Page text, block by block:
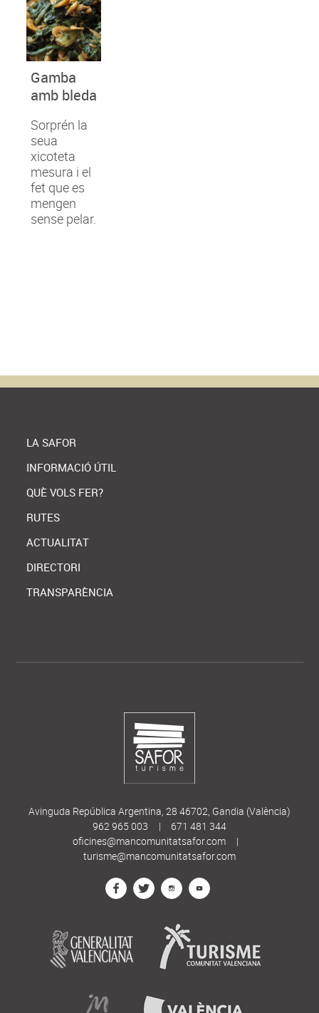
Gamba
amb bleda
Sorprén la
seua
xicoteta
mesura i el
fet que es
mengen
sense pelar.
LA SAFOR
INFORMACIÓ ÚTIL
QUÈ VOLS FER?
RUTES
ACTUALITAT
DIRECTORI
TRANSPARÈNCIA
Avinguda República Argentina, 28 46702, Gandia (València)
962 965 003
|
671 481 344
oficines@mancomunitatsafor.com
|
turisme@mancomunitatsafor.com